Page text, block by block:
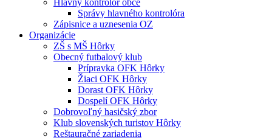
Hlavný kontrolór obce
Správy hlavného kontrolóra
Zápisnice a uznesenia OZ
Organizácie
ZŠ s MŠ Hôrky
Obecný futbalový klub
Prípravka OFK Hôrky
Žiaci OFK Hôrky
Dorast OFK Hôrky
Dospelí OFK Hôrky
Dobrovoľný hasičský zbor
Klub slovenských turistov Hôrky
Reštauračné zariadenia